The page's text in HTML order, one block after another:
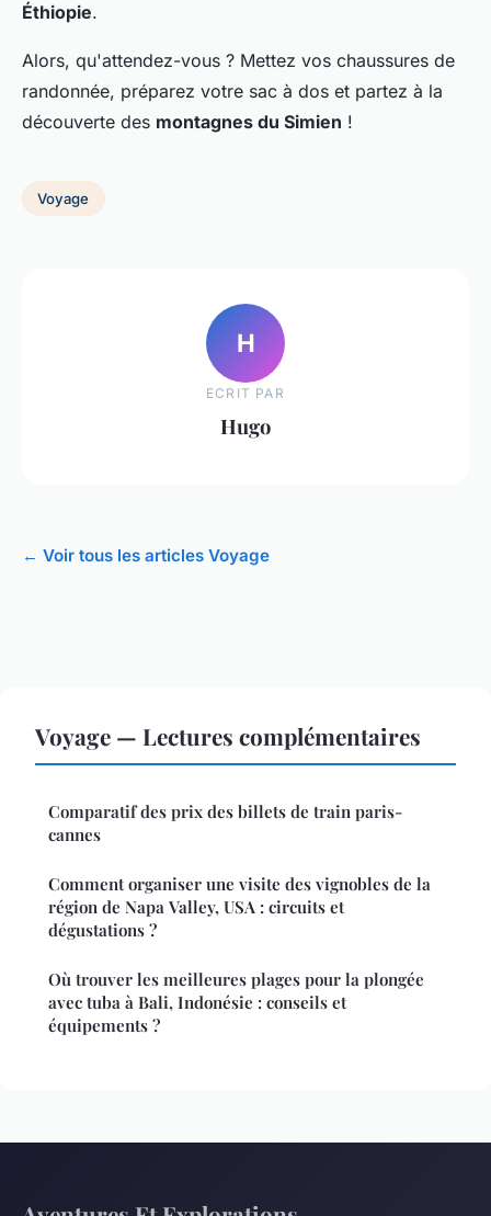
Éthiopie.
Alors, qu'attendez-vous ? Mettez vos chaussures de
randonnée, préparez votre sac à dos et partez à la
découverte des montagnes du Simien !
Voyage
H
ECRIT PAR
Hugo
← Voir tous les articles Voyage
Voyage — Lectures complémentaires
Comparatif des prix des billets de train paris-
cannes
Comment organiser une visite des vignobles de la
région de Napa Valley, USA : circuits et
dégustations ?
Où trouver les meilleures plages pour la plongée
avec tuba à Bali, Indonésie : conseils et
équipements ?